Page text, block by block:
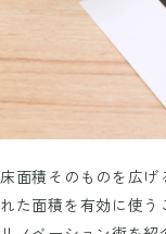
床面積そのものを広げ
れた面積を有効に使